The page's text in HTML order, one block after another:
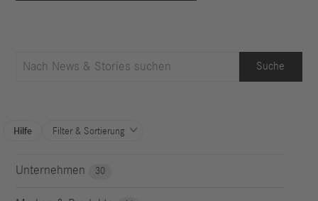
Suche
Hilfe Filter & Sortierung 
Unternehmen 30